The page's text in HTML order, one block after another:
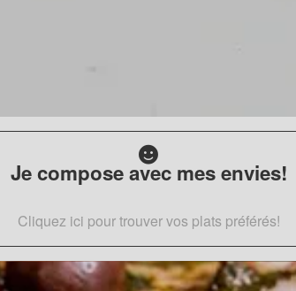
Je compose avec mes envies!
Cliquez ici pour trouver vos plats préférés!